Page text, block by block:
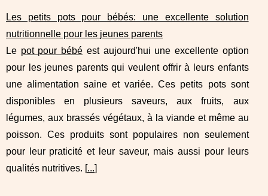
Les petits pots pour bébés: une excellente solution
nutritionnelle pour les jeunes parents
Le pot pour bébé est aujourd'hui une excellente option
pour les jeunes parents qui veulent offrir à leurs enfants
une alimentation saine et variée. Ces petits pots sont
disponibles en plusieurs saveurs, aux fruits, aux
légumes, aux brassés végétaux, à la viande et même au
poisson. Ces produits sont populaires non seulement
pour leur praticité et leur saveur, mais aussi pour leurs
qualités nutritives. [...]